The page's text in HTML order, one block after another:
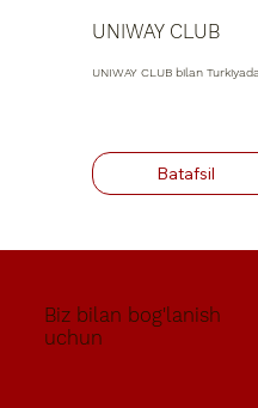
UNIWAY CLUB
UNIWAY CLUB bilan
Biz bilan bog'lanish
uchun